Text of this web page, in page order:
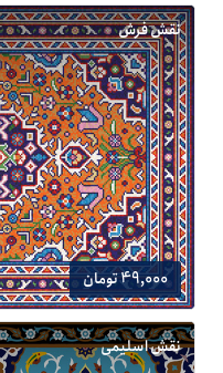
نقش فرش
49,000 تومان
نقش اسلیمی